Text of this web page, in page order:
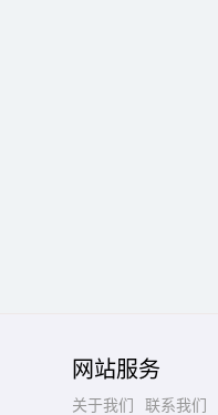
网站服务
关于我们 联系我们